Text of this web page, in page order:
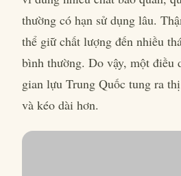
thường có hạn sử dụng lâu.
thể giữ chất lượng đến nhiều
bình thường. Do vậy, một điều
gian lựu Trung Quốc tung ra
và kéo dài hơn.